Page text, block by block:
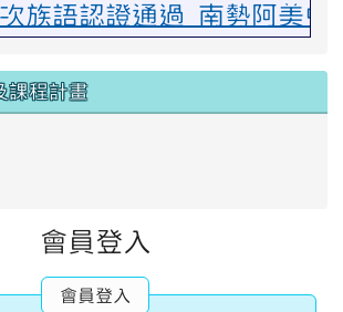
族語認證通過 南勢阿美中
課程計畫
會員登入
會員登入